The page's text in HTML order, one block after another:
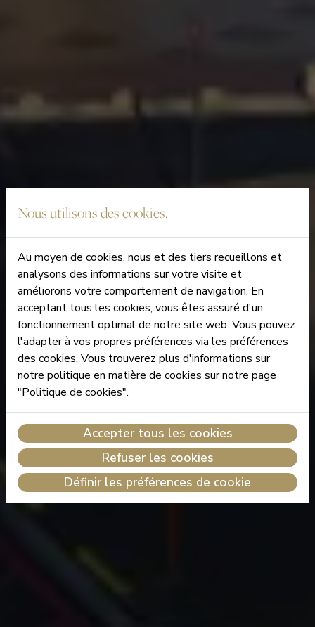
Nous utilisons des cookies.
Au moyen de cookies, nous et des tiers recueillons et
analysons des informations sur votre visite et
améliorons votre comportement de navigation. En
acceptant tous les cookies, vous êtes assuré d'un
fonctionnement optimal de notre site web. Vous pouvez
l'adapter à vos propres préférences via les préférences
des cookies. Vous trouverez plus d'informations sur
notre politique en matière de cookies sur notre page
"Politique de cookies".
Accepter tous les cookies
Refuser les cookies
Définir les préférences de cookie